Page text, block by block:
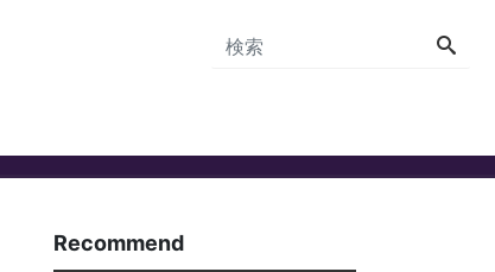
Recommend